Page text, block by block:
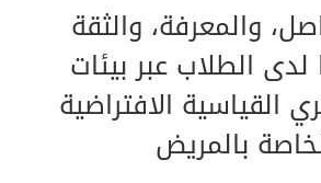
والمعرفة، والثقة
لدى الطلاب عبر بيئات
القياسية الافتراضية
بالمريض